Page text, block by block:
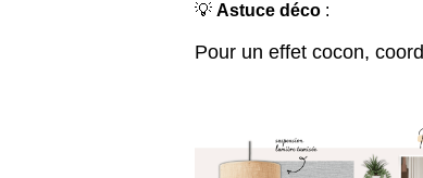
💡 Astuce déco :
Pour un effet cocon,